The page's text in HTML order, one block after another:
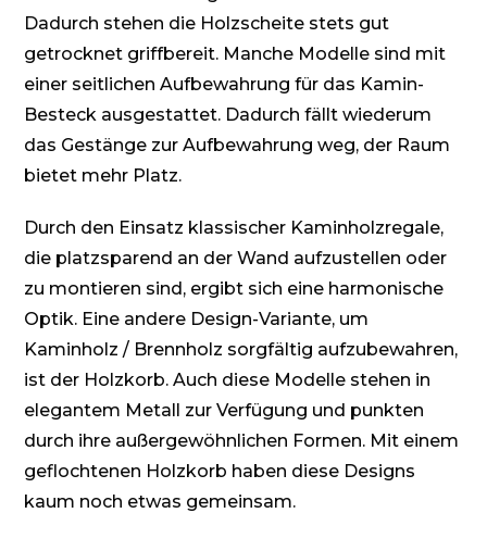
Dadurch stehen die Holzscheite stets gut
getrocknet griffbereit. Manche Modelle sind mit
einer seitlichen Aufbewahrung für das Kamin-
Besteck ausgestattet. Dadurch fällt wiederum
das Gestänge zur Aufbewahrung weg, der Raum
bietet mehr Platz.
Durch den Einsatz klassischer Kaminholzregale,
die platzsparend an der Wand aufzustellen oder
zu montieren sind, ergibt sich eine harmonische
Optik. Eine andere Design-Variante, um
Kaminholz / Brennholz sorgfältig aufzubewahren,
ist der Holzkorb. Auch diese Modelle stehen in
elegantem Metall zur Verfügung und punkten
durch ihre außergewöhnlichen Formen. Mit einem
geflochtenen Holzkorb haben diese Designs
kaum noch etwas gemeinsam.